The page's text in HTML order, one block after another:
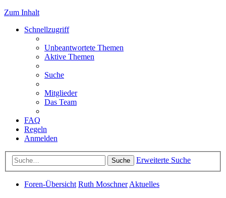
Zum Inhalt
Schnellzugriff
Unbeantwortete Themen
Aktive Themen
Suche
Mitglieder
Das Team
FAQ
Regeln
Anmelden
Suche Erweiterte Suche
Foren-Übersicht Ruth Moschner Aktuelles